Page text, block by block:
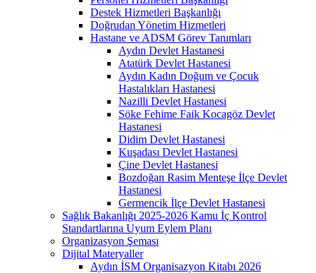
Destek Hizmetleri Başkanlığı
Doğrudan Yönetim Hizmetleri
Hastane ve ADSM Görev Tanımları
Aydın Devlet Hastanesi
Atatürk Devlet Hastanesi
Aydın Kadın Doğum ve Çocuk
Hastalıkları Hastanesi
Nazilli Devlet Hastanesi
Söke Fehime Faik Kocagöz Devlet
Hastanesi
Didim Devlet Hastanesi
Kuşadası Devlet Hastanesi
Çine Devlet Hastanesi
Bozdoğan Rasim Menteşe İlçe Devlet
Hastanesi
Germencik İlçe Devlet Hastanesi
Sağlık Bakanlığı 2025-2026 Kamu İç Kontrol
Standartlarına Uyum Eylem Planı
Organizasyon Şeması
Dijital Materyaller
Aydın İSM Organisazyon Kitabı 2026